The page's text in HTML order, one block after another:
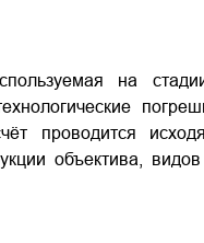
на
проводится
объектива,